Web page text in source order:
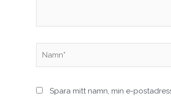
Spara mitt namn, min e-